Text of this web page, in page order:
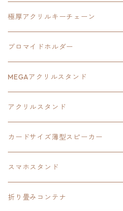
ヘッドホンスタンド
イース
亰都ザナドゥ
王冠クリップ
創の軌跡
イース
極厚アクリルキーチェーン
日本ファルコム40周年記念イラスト
黎の軌跡
イースⅧ
創の軌跡
HOT-SHOT
イースⅨ
閃の軌跡Ⅳ
ブロマイドホルダー
40周年記念
黎の軌跡
黎の軌跡Ⅱ
イースⅧ
軌跡シリーズ20周年記念
MEGAアクリルスタンド
黎の軌跡
アクリルスタンド
オーロラ
カードサイズ薄型スピーカー
黎の軌跡
40周年記念
スマホスタンド
ワイヤレス充電スマホスタンド
折り畳みコンテナ